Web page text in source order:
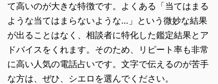
て高いのが大きな特徴です。よくある「当てはまる
ような当てはまらないような…」という微妙な結果
が出ることはなく、相談者に特化した鑑定結果とア
ドバイスをくれます。そのため、リピート率も非常
に高い人気の電話占いです。文字で伝えるのが苦手
な方は、ぜひ、シエロを選んでください。